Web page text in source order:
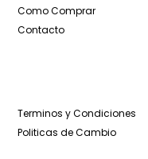
Como Comprar
Contacto
Terminos y Condiciones
Politicas de Cambio